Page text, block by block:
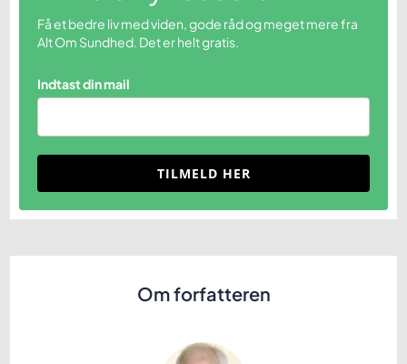
Få et bedre liv med viden, gode råd og meget mere fra
Alt Om Sundhed. Det er helt gratis.
Indtast din mail
TILMELD HER
Om forfatteren